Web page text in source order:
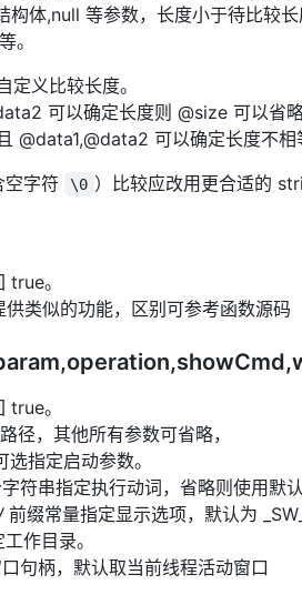
构体,null 等参数，长度小于待比较
。
义比较长度。
可以确定长度则 @size 可以省
@data1,@data2 可以确定长度不
空字符
\0 ）比较应改用更合适的
。
类似的功能，区别可参考函数源码
。
径，其他所有参数可省略，
指定启动参数。
符串指定执行动词，省略则使用默
前缀常量指定显示选项，默认为
作目录。
句柄，默认取当前线程活动窗口